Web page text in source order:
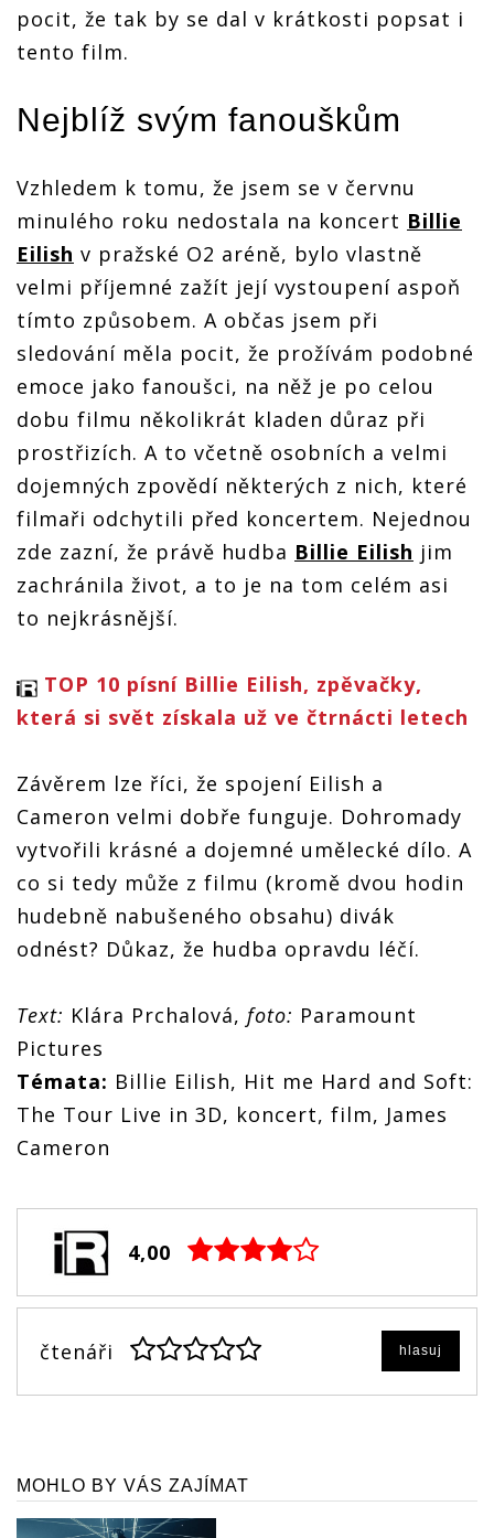
pocit, že tak by se dal v krátkosti popsat i
tento film.
Nejblíž svým fanouškům
Vzhledem k tomu, že jsem se v červnu
minulého roku nedostala na koncert Billie
Eilish v pražské O2 aréně, bylo vlastně
velmi příjemné zažít její vystoupení aspoň
tímto způsobem. A občas jsem při
sledování měla pocit, že prožívám podobné
emoce jako fanoušci, na něž je po celou
dobu filmu několikrát kladen důraz při
prostřizích. A to včetně osobních a velmi
dojemných zpovědí některých z nich, které
filmaři odchytili před koncertem. Nejednou
zde zazní, že právě hudba Billie Eilish jim
zachránila život, a to je na tom celém asi
to nejkrásnější.
TOP 10 písní Billie Eilish, zpěvačky,
která si svět získala už ve čtrnácti letech
Závěrem lze říci, že spojení Eilish a
Cameron velmi dobře funguje. Dohromady
vytvořili krásné a dojemné umělecké dílo. A
co si tedy může z filmu (kromě dvou hodin
hudebně nabušeného obsahu) divák
odnést? Důkaz, že hudba opravdu léčí.
Text: Klára Prchalová, foto: Paramount
Pictures
Témata: Billie Eilish, Hit me Hard and Soft:
The Tour Live in 3D, koncert, film, James
Cameron
4,00
čtenáři hlasuj
MOHLO BY VÁS ZAJÍMAT